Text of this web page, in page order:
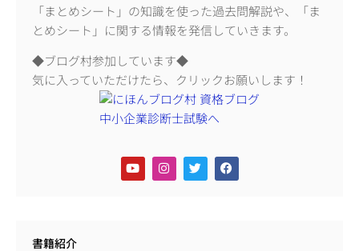
「まとめシート」の知識を使った過去問解説や、「ま
とめシート」に関する情報を発信していきます。
◆ブログ村参加しています◆
気に入っていただけたら、クリックお願いします！
書籍紹介